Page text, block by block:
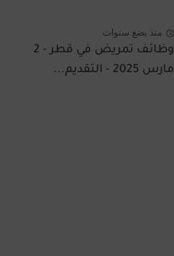
منذ بضع سنوات
وظائف تمريض في قطر - 2
مارس 2025 - التقديم...